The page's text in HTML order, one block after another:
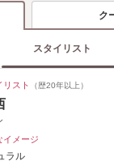
ク
スタイリスト
リスト （歴20年以上）
イメージ
ラル